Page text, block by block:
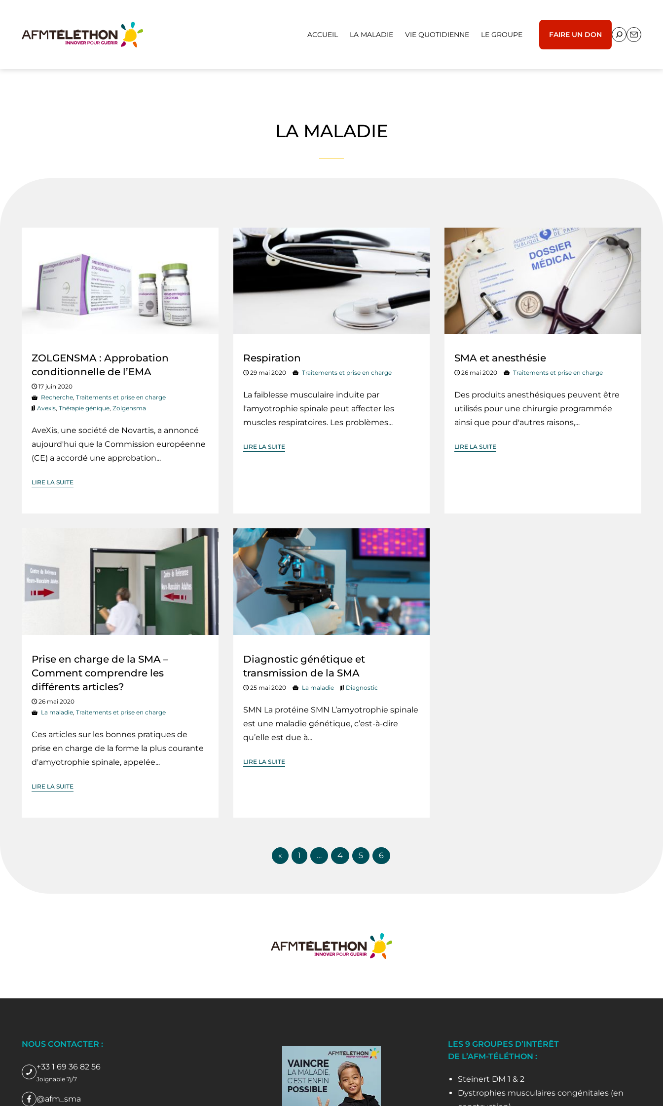
ACCUEIL LA MALADIE VIE QUOTIDIENNE LE GROUPE FAIRE UN DON
LA MALADIE
ZOLGENSMA : Approbation
conditionnelle de l’EMA
17 juin 2020
Recherche, Traitements et prise en charge
Avexis, Thérapie génique, Zolgensma
AveXis, une société de Novartis, a annoncé
aujourd'hui que la Commission européenne
(CE) a accordé une approbation...
LIRE LA SUITE
Respiration
29 mai 2020 Traitements et prise en charge
La faiblesse musculaire induite par
l'amyotrophie spinale peut affecter les
muscles respiratoires. Les problèmes...
LIRE LA SUITE
SMA et anesthésie
26 mai 2020 Traitements et prise en charge
Des produits anesthésiques peuvent être
utilisés pour une chirurgie programmée
ainsi que pour d'autres raisons,...
LIRE LA SUITE
Prise en charge de la SMA –
Comment comprendre les
différents articles?
26 mai 2020
La maladie, Traitements et prise en charge
Ces articles sur les bonnes pratiques de
prise en charge de la forme la plus courante
d'amyotrophie spinale, appelée...
LIRE LA SUITE
Diagnostic génétique et
transmission de la SMA
25 mai 2020 La maladie Diagnostic
SMN La protéine SMN L’amyotrophie spinale
est une maladie génétique, c’est-à-dire
qu’elle est due à...
LIRE LA SUITE
« 1 … 4 5 6
NOUS CONTACTER :
+33 1 69 36 82 56
Joignable 7j/7
@afm_sma
LES 9 GROUPES D’INTÉRÊT
DE L’AFM-TÉLÉTHON :
Steinert DM 1 & 2
Dystrophies musculaires congénitales (en